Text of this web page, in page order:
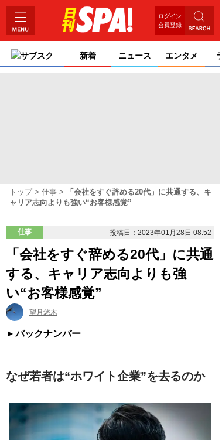
ログイン
会員登録
サブスク 新着 ニュース エンタメ
トップ 仕事
「会社をすぐ辞める20代」に共通する、キ
ャリア志向よりも強い“お客様感覚”
仕事 投稿日：2023年01月28日 08:52
「会社をすぐ辞める20代」に共通
する、キャリア志向よりも強
い“お客様感覚”
望月悠木
バックナンバー
なぜ若者は“ホワイト企業”を去るのか